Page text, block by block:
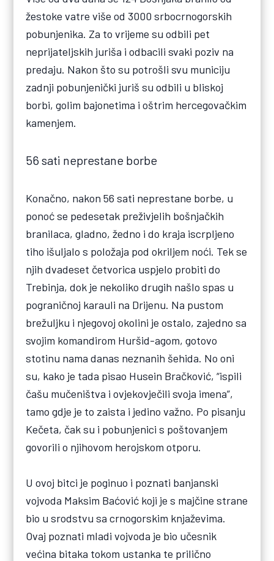
žestoke vatre više od 3000 srbocrnogorskih
pobunjenika. Za to vrijeme su odbili pet
neprijateljskih juriša i odbacili svaki poziv na
predaju. Nakon što su potrošli svu municiju
zadnji pobunjenički juriš su odbili u bliskoj
borbi, golim bajonetima i oštrim hercegovačkim
kamenjem.
56 sati neprestane borbe
Konačno, nakon 56 sati neprestane borbe, u
ponoć se pedesetak preživjelih bošnjačkih
branilaca, gladno, žedno i do kraja iscrpljeno
tiho išuljalo s položaja pod okriljem noći. Tek se
njih dvadeset četvorica uspjelo probiti do
Trebinja, dok je nekoliko drugih našlo spas u
pograničnoj karauli na Drijenu. Na pustom
brežuljku i njegovoj okolini je ostalo, zajedno sa
svojim komandirom Huršid-agom, gotovo
stotinu nama danas neznanih šehida. No oni
su, kako je tada pisao Husein Bračković, “ispili
čašu mučeništva i ovjekovječili svoja imena”,
tamo gdje je to zaista i jedino važno. Po pisanju
Kečeta, čak su i pobunjenici s poštovanjem
govorili o njihovom herojskom otporu.
U ovoj bitci je poginuo i poznati banjanski
vojvoda Maksim Baćović koji je s majčine strane
bio u srodstvu sa crnogorskim knjaževima.
Ovaj poznati mladi vojvoda je bio učesnik
većina bitaka tokom ustanka te prilično